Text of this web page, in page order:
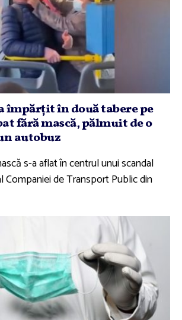
împărţit în două tabere pe
fără mască, pălmuit de o
autobuz
s-a aflat în centrul unui scandal
Companiei de Transport Public din